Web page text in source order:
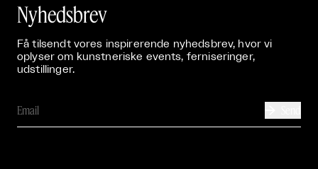
Nyhedsbrev
Få tilsendt vores inspirerende nyhedsbrev, hvor vi
oplyser om kunstneriske events, ferniseringer,
udstillinger.